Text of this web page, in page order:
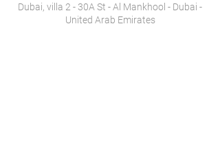
Dubai, villa 2 - 30A St - Al Mankhool - Dubai -
United Arab Emirates